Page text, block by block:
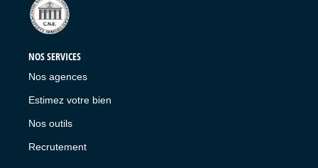
NOS SERVICES
Nos agences
Estimez votre bien
Nos outils
Recrutement